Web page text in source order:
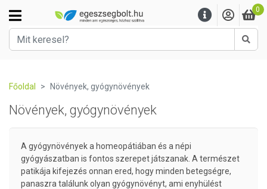
0
Főoldal Növények, gyógynövények
Növények, gyógynövények
A gyógynövények a homeopátiában és a népi
gyógyászatban is fontos szerepet játszanak. A természet
patikája kifejezés onnan ered, hogy minden betegségre,
panaszra találunk olyan gyógynövényt, ami enyhülést